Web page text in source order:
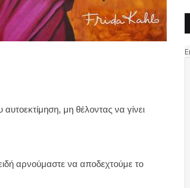
μη θέλοντας να γίνει
αρνούμαστε να αποδεχτούμε το